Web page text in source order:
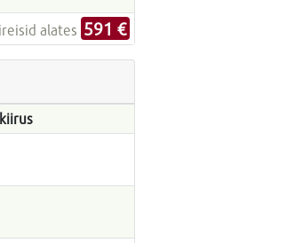
alates 591 €